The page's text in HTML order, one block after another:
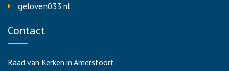
geloven033.nl
Contact
Raad van Kerken in Amersfoort